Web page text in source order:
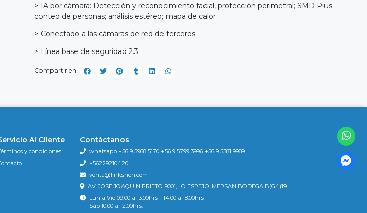
> IA por cámara: Detección y reconocimiento facial, protección perimetral; SMD Plus;
conteo de personas; análisis estéreo; mapa de calor
> Conectado a las cámaras de red de terceros
> Línea base de seguridad 2.3
Compartir en:
Al Cliente
y condiciones
Contáctanos
whatsapp +56 9 5968 5170 +56 9 5799 3996 +56 9 5381 9989
+56229210420
venta@linkshen.com
AV. JOSE JOAQUIN PRIETO 9001, LO ESPEJO .MERSAN BODEGA B(G4)19
Lun a Vie 09:00 a 13:00hrs - 14:00 a 18:00hrs
Sáb 10:00 a 12:00hrs.